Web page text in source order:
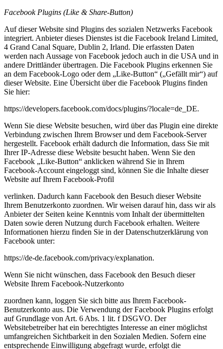
Facebook Plugins (Like & Share-Button)
Auf dieser Website sind Plugins des sozialen Netzwerks Facebook
integriert. Anbieter dieses Dienstes ist die Facebook Ireland Limited,
4 Grand Canal Square, Dublin 2, Irland. Die erfassten Daten
werden nach Aussage von Facebook jedoch auch in die USA und in
andere Drittländer übertragen. Die Facebook Plugins erkennen Sie
an dem Facebook-Logo oder dem „Like-Button“ („Gefällt mir“) auf
dieser Website. Eine Übersicht über die Facebook Plugins finden
Sie hier:
https://developers.facebook.com/docs/plugins/?locale=de_DE.
Wenn Sie diese Website besuchen, wird über das Plugin eine direkte
Verbindung zwischen Ihrem Browser und dem Facebook-Server
hergestellt. Facebook erhält dadurch die Information, dass Sie mit
Ihrer IP-Adresse diese Website besucht haben. Wenn Sie den
Facebook „Like-Button“ anklicken während Sie in Ihrem
Facebook-Account eingeloggt sind, können Sie die Inhalte dieser
Website auf Ihrem Facebook-Profil
verlinken. Dadurch kann Facebook den Besuch dieser Website
Ihrem Benutzerkonto zuordnen. Wir weisen darauf hin, dass wir als
Anbieter der Seiten keine Kenntnis vom Inhalt der übermittelten
Daten sowie deren Nutzung durch Facebook erhalten. Weitere
Informationen hierzu finden Sie in der Datenschutzerklärung von
Facebook unter:
https://de-de.facebook.com/privacy/explanation.
Wenn Sie nicht wünschen, dass Facebook den Besuch dieser
Website Ihrem Facebook-Nutzerkonto
zuordnen kann, loggen Sie sich bitte aus Ihrem Facebook-
Benutzerkonto aus. Die Verwendung der Facebook Plugins erfolgt
auf Grundlage von Art. 6 Abs. 1 lit. f DSGVO. Der
Websitebetreiber hat ein berechtigtes Interesse an einer möglichst
umfangreichen Sichtbarkeit in den Sozialen Medien. Sofern eine
entsprechende Einwilligung abgefragt wurde, erfolgt die